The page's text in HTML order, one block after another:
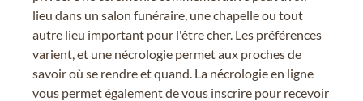
lieu dans un salon funéraire, une chapelle ou tout
autre lieu important pour l'être cher. Les préférences
varient, et une nécrologie permet aux proches de
savoir où se rendre et quand. La nécrologie en ligne
vous permet également de vous inscrire pour recevoir